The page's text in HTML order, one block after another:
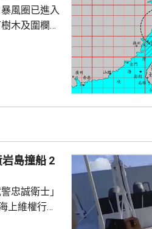
風圈已進入
木及圍欄倒
勢，但中部
島撞船 2
忠誠衛士」
上維權行動